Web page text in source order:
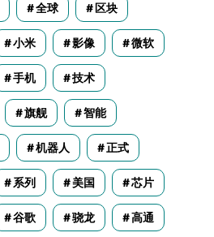
全球 区块
小米 影像 微软
手机 技术
旗舰 智能
机器人 正式
系列 美国 芯片
谷歌 骁龙 高通